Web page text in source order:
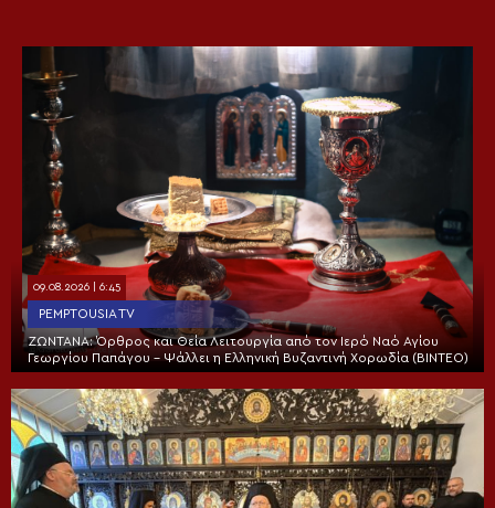
09.08.2026 | 6:45
PEMPTOUSIA TV
ΖΩΝΤΑΝΑ: Όρθρος και Θεία Λειτουργία από τον Ιερό Ναό Αγίου
Γεωργίου Παπάγου – Ψάλλει η Ελληνική Βυζαντινή Χορωδία (ΒΙΝΤΕΟ)